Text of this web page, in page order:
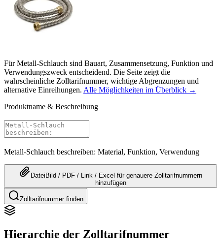
Für Metall-Schlauch sind Bauart, Zusammensetzung, Funktion und
Verwendungszweck entscheidend. Die Seite zeigt die
wahrscheinliche Zolltarifnummer, wichtige Abgrenzungen und
alternative Einreihungen. Alle Möglichkeiten im Überblick →
Produktname & Beschreibung
Metall-Schlauch beschreiben: Material, Funktion, Verwendung
Datei Bild / PDF / Link / Excel für genauere Zolltarifnummern
hinzufügen
Zolltarifnummer finden
Hierarchie der Zolltarifnummer